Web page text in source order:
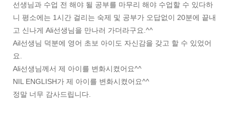
선생님과 수업 전 해야 될 공부를 마무리 해야 수업할 수 있다하
니 평소에는 1시간 걸리는 숙제 및 공부가 오답없이 20분에 끝내
고 신나게 Ali선생님을 만나러 가더라구요.^^
Ail선생님 덕분에 영어 초보 아이도 자신감을 갖고 할 수 있었어
요.
Ali선생님께서 제 아이를 변화시켰어요^^
NIL ENGLISH가 제 아이를 변화시켰어요^^
정말 너무 감사드립니다.